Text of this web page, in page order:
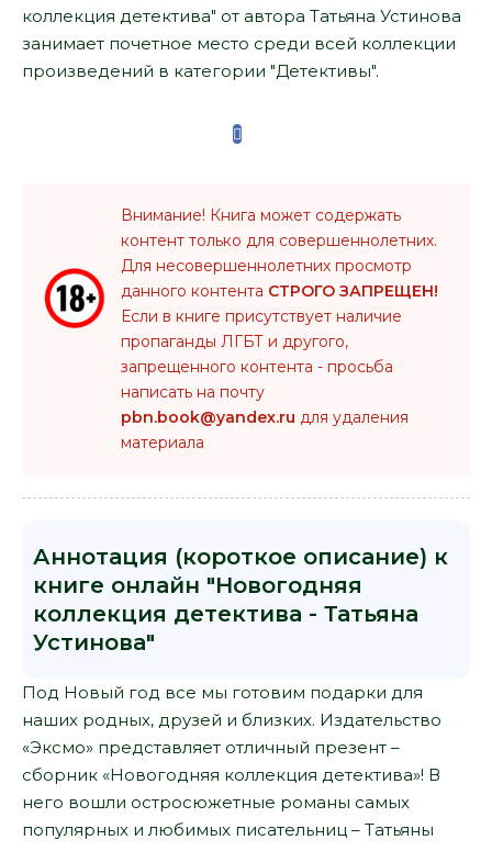
коллекция детектива" от автора Татьяна Устинова
занимает почетное место среди всей коллекции
произведений в категории "Детективы".
Внимание! Книга может содержать
контент только для совершеннолетних.
Для несовершеннолетних просмотр
данного контента СТРОГО ЗАПРЕЩЕН!
Если в книге присутствует наличие
пропаганды ЛГБТ и другого,
запрещенного контента - просьба
написать на почту
pbn.book@yandex.ru для удаления
материала
Аннотация (короткое описание) к
книге онлайн "Новогодняя
коллекция детектива - Татьяна
Устинова"
Под Новый год все мы готовим подарки для
наших родных, друзей и близких. Издательство
«Эксмо» представляет отличный презент –
сборник «Новогодняя коллекция детектива»! В
него вошли остросюжетные романы самых
популярных и любимых писательниц – Татьяны